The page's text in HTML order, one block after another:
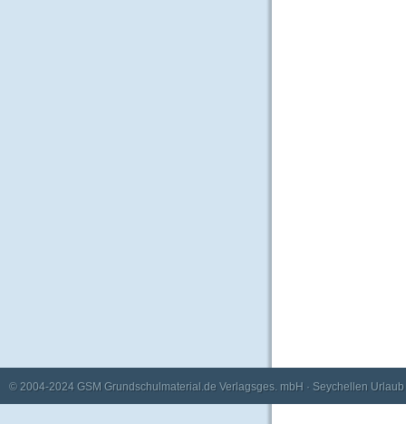
© 2004-2024 GSM Grundschulmaterial.de Verlagsges. mbH · Seychellen Urlaub